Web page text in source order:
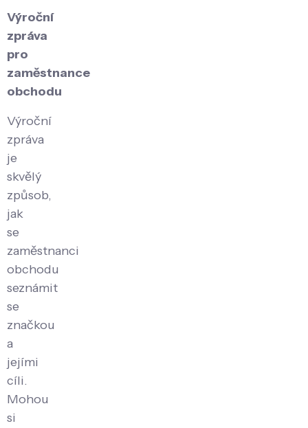
Výroční
zpráva
pro
zaměstnance
obchodu
Výroční
zpráva
je
skvělý
způsob,
jak
se
zaměstnanci
obchodu
seznámit
se
značkou
a
jejími
cíli.
Mohou
si